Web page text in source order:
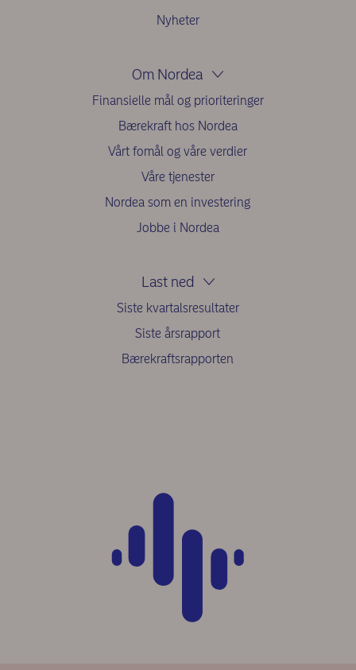
Nyheter
Om Nordea
Finansielle mål og prioriteringer
Bærekraft hos Nordea
Vårt fomål og våre verdier
Våre tjenester
Nordea som en investering
Jobbe i Nordea
Last ned
Siste kvartalsresultater
Siste årsrapport
Bærekraftsrapporten